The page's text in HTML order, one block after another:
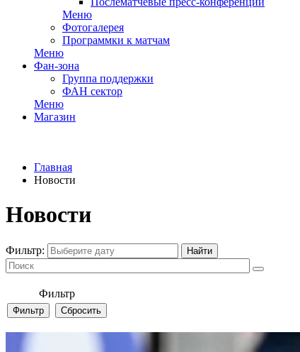
Меню
Фотогалерея
Программки к матчам
Меню
Фан-зона
Группа поддержки
ФАН сектор
Меню
Магазин
Главная
Новости
Новости
Фильтр:
Фильтр